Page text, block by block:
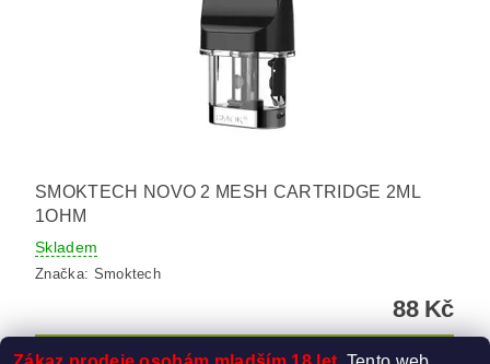
SMOKTECH NOVO 2 MESH CARTRIDGE 2ML
1OHM
Skladem
Značka: Smoktech
88 Kč